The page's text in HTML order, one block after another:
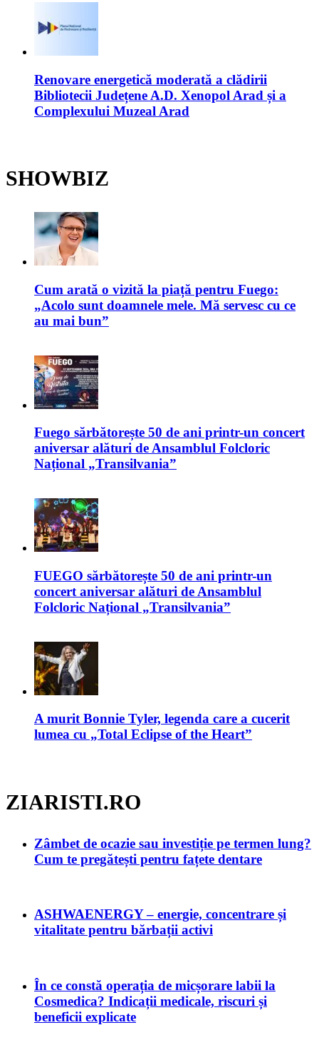
Renovare energetică moderată a clădirii
Bibliotecii Județene A.D. Xenopol Arad și a
Complexului Muzeal Arad
SHOWBIZ
Cum arată o vizită la piață pentru Fuego:
„Acolo sunt doamnele mele. Mă servesc cu ce
au mai bun”
Fuego sărbătorește 50 de ani printr-un concert
aniversar alături de Ansamblul Folcloric
Național „Transilvania”
FUEGO sărbătorește 50 de ani printr-un
concert aniversar alături de Ansamblul
Folcloric Național „Transilvania”
A murit Bonnie Tyler, legenda care a cucerit
lumea cu „Total Eclipse of the Heart”
ZIARISTI.RO
Zâmbet de ocazie sau investiție pe termen lung?
Cum te pregătești pentru fațete dentare
ASHWAENERGY – energie, concentrare și
vitalitate pentru bărbații activi
În ce constă operația de micșorare labii la
Cosmedica? Indicații medicale, riscuri și
beneficii explicate